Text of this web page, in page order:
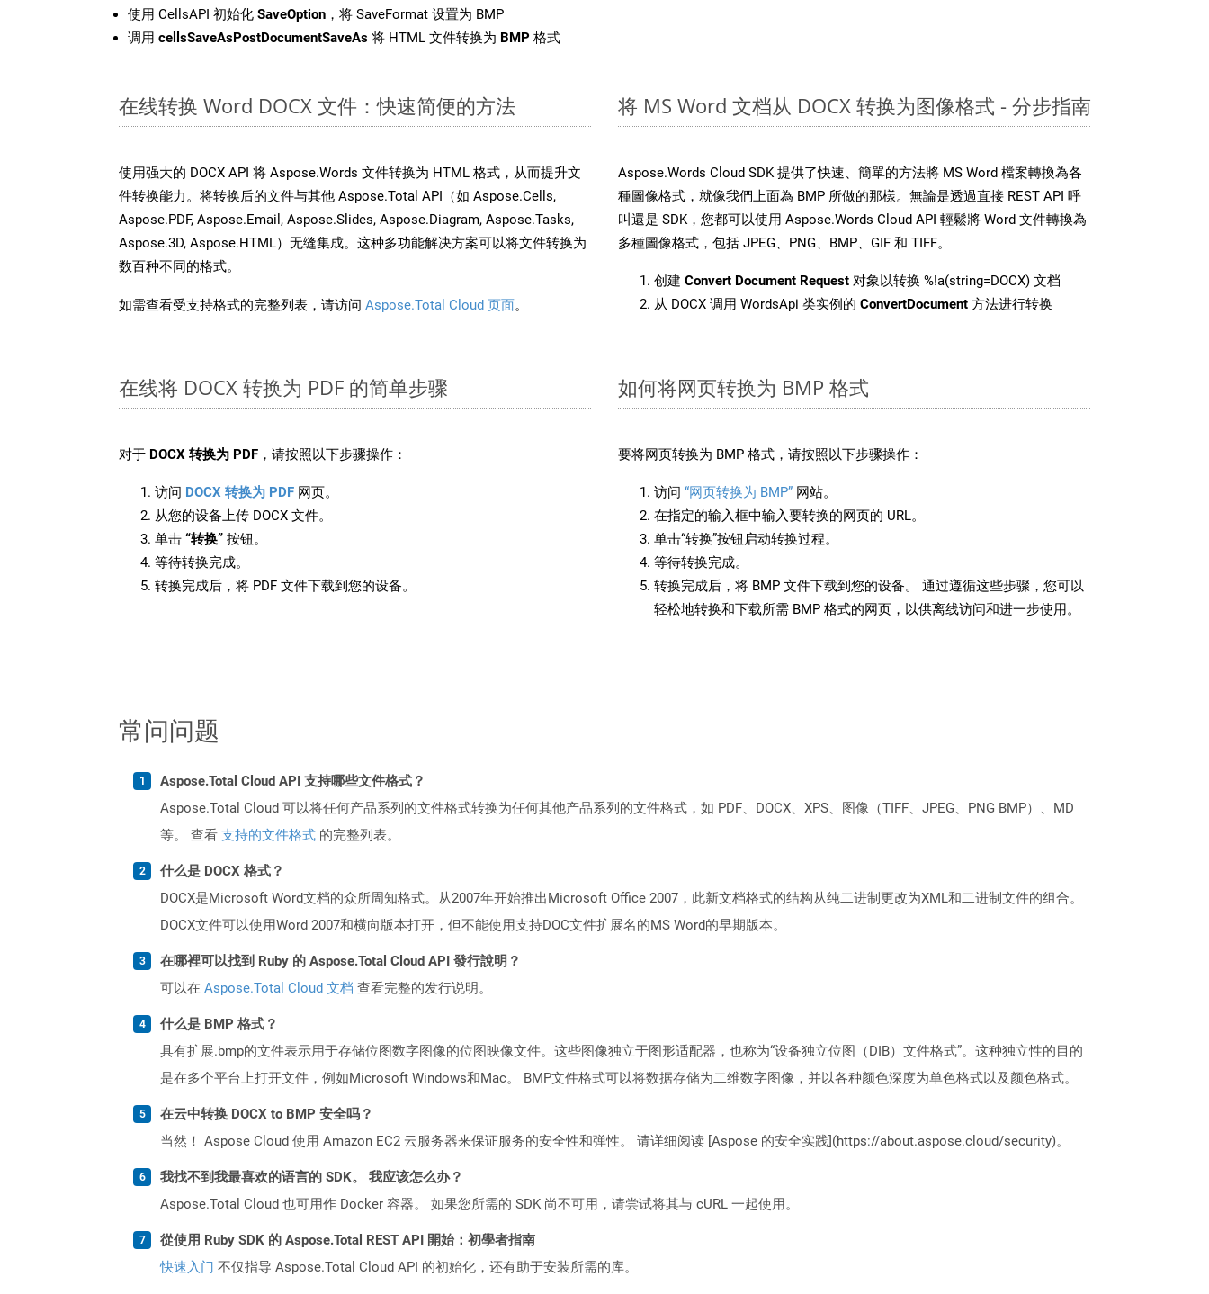
使用 CellsAPI 初始化 SaveOption ，将 SaveFormat 设置为 BMP
调用 cellsSaveAsPostDocumentSaveAs 将 HTML 文件转换为 BMP 格式
在线转换 Word DOCX 文件：快速简便的方法
使用强大的 DOCX API 将 Aspose.Words 文件转换为 HTML 格式，从而提升文
件转换能力。将转换后的文件与其他 Aspose.Total API（如 Aspose.Cells,
Aspose.PDF, Aspose.Email, Aspose.Slides, Aspose.Diagram, Aspose.Tasks,
Aspose.3D, Aspose.HTML）无缝集成。这种多功能解决方案可以将文件转换为
数百种不同的格式。
如需查看受支持格式的完整列表，请访问 Aspose.Total Cloud 页面。
将 MS Word 文档从 DOCX 转换为图像格式 - 分步指南
Aspose.Words Cloud SDK 提供了快速、簡單的方法將 MS Word 檔案轉換為各
種圖像格式，就像我們上面為 BMP 所做的那樣。無論是透過直接 REST API 呼
叫還是 SDK，您都可以使用 Aspose.Words Cloud API 輕鬆將 Word 文件轉換為
多種圖像格式，包括 JPEG、PNG、BMP、GIF 和 TIFF。
创建 Convert Document Request 对象以转换 %!a(string=DOCX) 文档
从 DOCX 调用 WordsApi 类实例的 ConvertDocument 方法进行转换
在线将 DOCX 转换为 PDF 的简单步骤
对于 DOCX 转换为 PDF ，请按照以下步骤操作：
访问 DOCX 转换为 PDF 网页。
从您的设备上传 DOCX 文件。
单击 “转换” 按钮。
等待转换完成。
转换完成后，将 PDF 文件下载到您的设备。
如何将网页转换为 BMP 格式
要将网页转换为 BMP 格式，请按照以下步骤操作：
访问 “网页转换为 BMP” 网站。
在指定的输入框中输入要转换的网页的 URL。
单击“转换”按钮启动转换过程。
等待转换完成。
转换完成后，将 BMP 文件下载到您的设备。 通过遵循这些步骤，您可以
轻松地转换和下载所需 BMP 格式的网页，以供离线访问和进一步使用。
常问问题
Aspose.Total Cloud API 支持哪些文件格式？
Aspose.Total Cloud 可以将任何产品系列的文件格式转换为任何其他产品系列的文件格式，如 PDF、DOCX、XPS、图像（TIFF、JPEG、PNG BMP）、MD
等。 查看 支持的文件格式 的完整列表。
什么是 DOCX 格式？
DOCX是Microsoft Word文档的众所周知格式。从2007年开始推出Microsoft Office 2007，此新文档格式的结构从纯二进制更改为XML和二进制文件的组合。
DOCX文件可以使用Word 2007和横向版本打开，但不能使用支持DOC文件扩展名的MS Word的早期版本。
在哪裡可以找到 Ruby 的 Aspose.Total Cloud API 發行說明？
可以在 Aspose.Total Cloud 文档 查看完整的发行说明。
什么是 BMP 格式？
具有扩展.bmp的文件表示用于存储位图数字图像的位图映像文件。这些图像独立于图形适配器，也称为“设备独立位图（DIB）文件格式”。这种独立性的目的
是在多个平台上打开文件，例如Microsoft Windows和Mac。 BMP文件格式可以将数据存储为二维数字图像，并以各种颜色深度为单色格式以及颜色格式。
在云中转换 DOCX to BMP 安全吗？
当然！ Aspose Cloud 使用 Amazon EC2 云服务器来保证服务的安全性和弹性。 请详细阅读 [Aspose 的安全实践](https://about.aspose.cloud/security)。
我找不到我最喜欢的语言的 SDK。 我应该怎么办？
Aspose.Total Cloud 也可用作 Docker 容器。 如果您所需的 SDK 尚不可用，请尝试将其与 cURL 一起使用。
從使用 Ruby SDK 的 Aspose.Total REST API 開始：初學者指南
快速入门 不仅指导 Aspose.Total Cloud API 的初始化，还有助于安装所需的库。